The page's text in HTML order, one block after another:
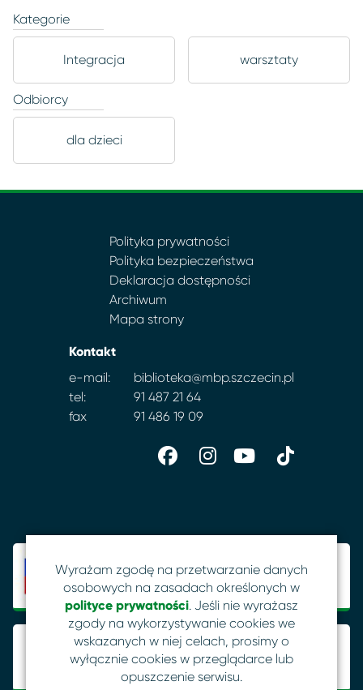
Kategorie
Integracja warsztaty
Odbiorcy
dla dzieci
Polityka prywatności
Polityka bezpieczeństwa
Deklaracja dostępności
Archiwum
Mapa strony
Kontakt
e-mail:
biblioteka@mbp.szczecin.pl
tel:
91 487 21 64
fax
91 486 19 09
Wyrażam zgodę na przetwarzanie danych
osobowych na zasadach określonych w
polityce prywatności. Jeśli nie wyrażasz
zgody na wykorzystywanie cookies we
wskazanych w niej celach, prosimy o
wyłącznie cookies w przeglądarce lub
opuszczenie serwisu.